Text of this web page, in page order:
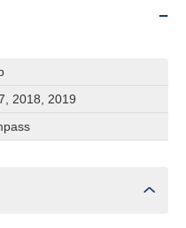
2018, 2019